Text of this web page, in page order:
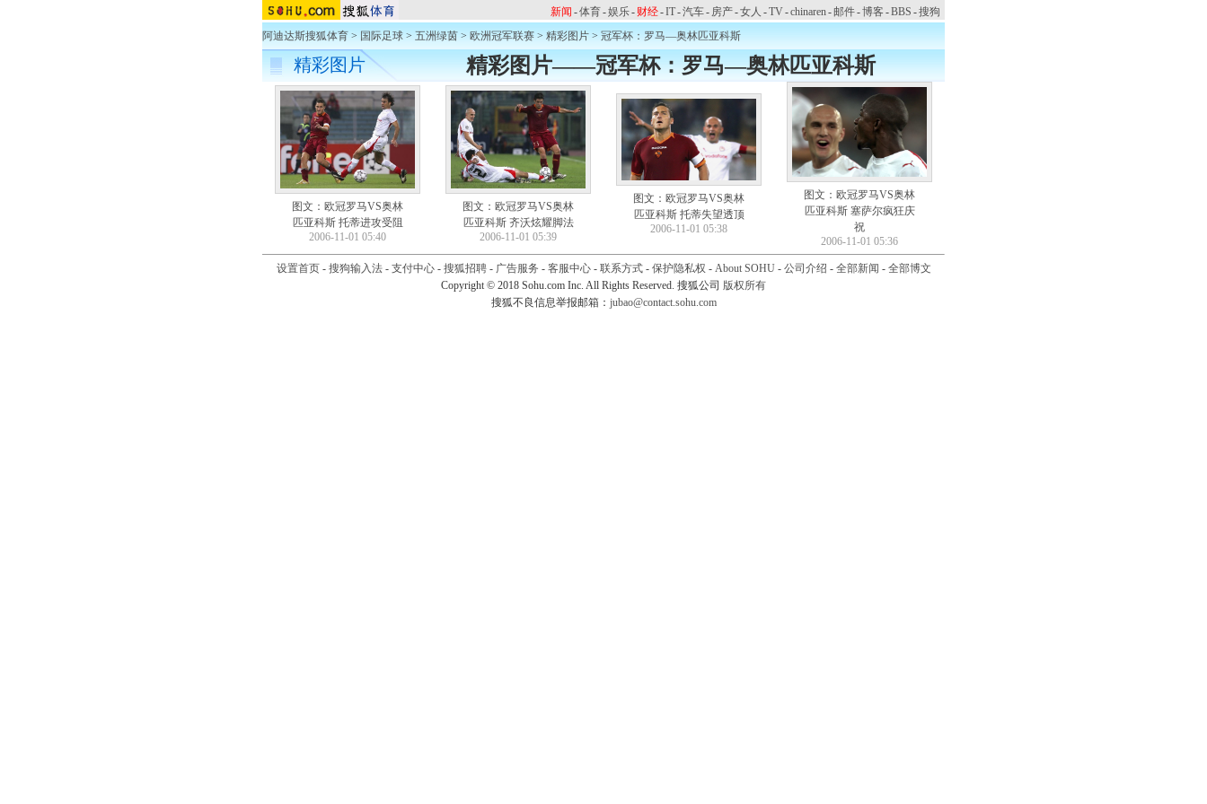
新闻 -体育-娱乐- 财经-IT-汽车- 房产-女人 -TV-chinaren-邮件-博客 -BBS -搜狗
阿迪达斯搜狐体育 > 国际足球 > 五洲绿茵 > 欧洲冠军联赛 > 精彩图片 > 冠军杯：罗马—奥林匹亚科斯
精彩图片 精彩图片——冠军杯：罗马—奥林匹亚科斯
图文：欧冠罗马VS奥林
匹亚科斯 托蒂进攻受阻
2006-11-01 05:40
图文：欧冠罗马VS奥林
匹亚科斯 齐沃炫耀脚法
2006-11-01 05:39
图文：欧冠罗马VS奥林
匹亚科斯 托蒂失望透顶
2006-11-01 05:38
图文：欧冠罗马VS奥林
匹亚科斯 塞萨尔疯狂庆
祝
2006-11-01 05:36
设置首页- 搜狗输入法- 支付中心- 搜狐招聘- 广告服务 - 客服中心- 联系方式- 保护隐私权 - About SOHU- 公司介绍 - 全部新闻 - 全部博文
Copyright © 2018 Sohu.com Inc. All Rights Reserved. 搜狐公司 版权所有
搜狐不良信息举报邮箱： jubao@contact.sohu.com